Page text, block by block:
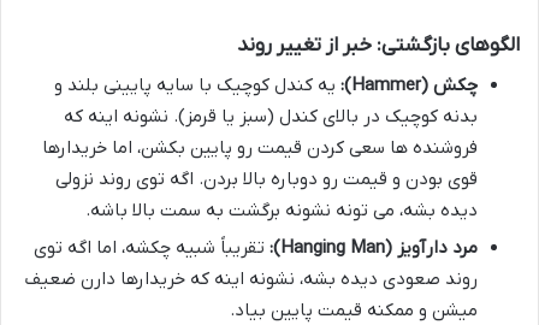
الگوهای بازگشتی: خبر از تغییر روند
چکش (Hammer):
یه کندل کوچیک با سایه پایینی بلند و
بدنه کوچیک در بالای کندل (سبز یا قرمز). نشونه اینه که
فروشنده ها سعی کردن قیمت رو پایین بکشن، اما خریدارها
قوی بودن و قیمت رو دوباره بالا بردن. اگه توی روند نزولی
دیده بشه، می تونه نشونه برگشت به سمت بالا باشه.
مرد دارآویز (Hanging Man):
تقریباً شبیه چکشه، اما اگه توی
روند صعودی دیده بشه، نشونه اینه که خریدارها دارن ضعیف
میشن و ممکنه قیمت پایین بیاد.